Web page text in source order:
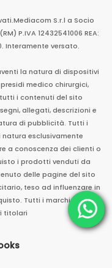
Mediacom S.r.l a Socio
(RM) P.IVA 12432541006 REA:
Interamente versato.
la natura di dispositivi
medico chirurgici,
i contenuti del sito
allegati, descrizioni e
di pubblicità. Tutti i
esclusivamente
a conoscenza dei clienti o
i prodotti venduti da
delle pagine del sito
teso ad influenzare in
Tutti i marchi sono di
titolari